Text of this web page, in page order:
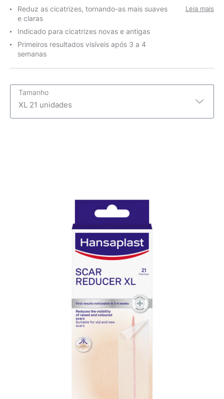
Reduz as cicatrizes, tornando-as mais suaves
e claras
Indicado para cicatrizes novas e antigas
Primeiros resultados visíveis após 3 a 4
semanas
Leia mais
Tamanho
XL 21 unidades